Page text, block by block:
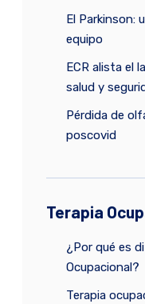
El Parkinson:
equipo
ECR alista el
salud y
Pérdida de
poscovid
Terapia
¿Por qué es
Ocupacional?
Terapia